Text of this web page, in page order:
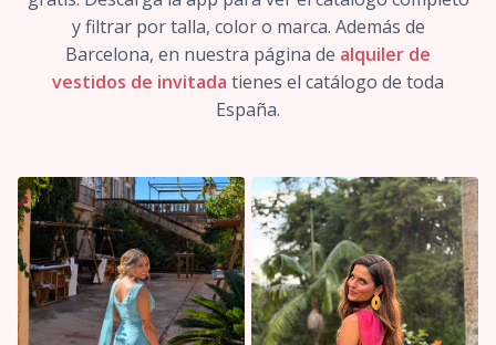
y filtrar por talla, color o marca. Además de
Barcelona, en nuestra página de alquiler de
vestidos de invitada tienes el catálogo de toda
España.